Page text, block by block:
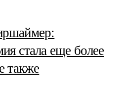
стала еще более
также